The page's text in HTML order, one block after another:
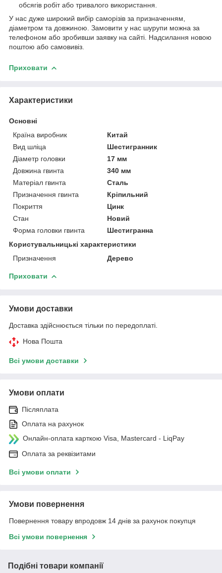
обсягів робіт або тривалого використання.
У нас дуже широкий вибір саморізів за призначенням,
діаметром та довжиною. Замовити у нас шурупи можна за
телефоном або зробивши заявку на сайті. Надсилання новою
поштою або самовивіз.
Приховати
Характеристики
Основні
Країна виробник
Китай
Вид шліца
Шестигранник
Діаметр головки
17 мм
Довжина гвинта
340 мм
Матеріал гвинта
Сталь
Призначення гвинта
Кріпильний
Покриття
Цинк
Стан
Новий
Форма головки гвинта
Шестигранна
Користувальницькі характеристики
Призначення
Дерево
Приховати
Умови доставки
Доставка здійснюється тільки по передоплаті.
Нова Пошта
Всі умови доставки
Умови оплати
Післяплата
Оплата на рахунок
Онлайн-оплата карткою Visa, Mastercard - LiqPay
Оплата за реквізитами
Всі умови оплати
Умови повернення
Повернення товару впродовж 14 днів за рахунок покупця
Всі умови повернення
Подібні товари компанії